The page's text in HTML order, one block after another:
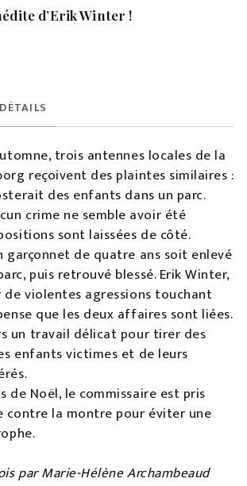
d’Erik Winter !
DÉTAILS
trois antennes locales de la
reçoivent des plaintes similaires :
des enfants dans un parc.
crime ne semble avoir été
sont laissées de côté.
garçonnet de quatre ans soit enlevé
puis retrouvé blessé. Erik Winter,
violentes agressions touchant
que les deux affaires sont liées.
un travail délicat pour tirer des
enfants victimes et de leurs
de Noël, le commissaire est pris
contre la montre pour éviter une
par Marie-Hélène Archambeaud